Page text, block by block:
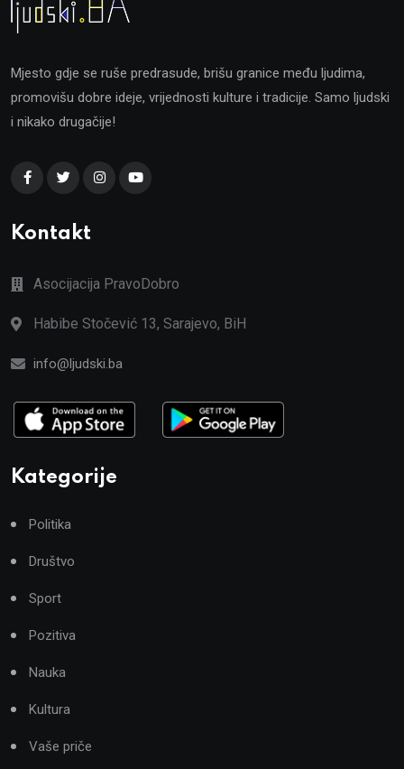
Mjesto gdje se ruše predrasude, brišu granice među ljudima,
promovišu dobre ideje, vrijednosti kulture i tradicije. Samo ljudski
i nikako drugačije!
Kontakt
Asocijacija PravoDobro
Habibe Stočević 13, Sarajevo, BiH
info@ljudski.ba
Kategorije
Politika
Društvo
Sport
Pozitiva
Nauka
Kultura
Vaše priče